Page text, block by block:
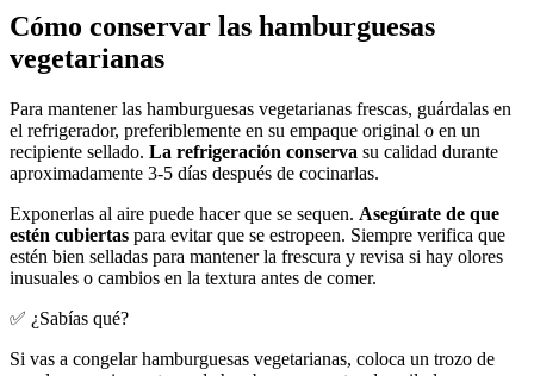
Cómo conservar las hamburguesas
vegetarianas
Para mantener las hamburguesas vegetarianas frescas, guárdalas en
el refrigerador, preferiblemente en su empaque original o en un
recipiente sellado. La refrigeración conserva su calidad durante
aproximadamente 3-5 días después de cocinarlas.
Exponerlas al aire puede hacer que se sequen. Asegúrate de que
estén cubiertas para evitar que se estropeen. Siempre verifica que
estén bien selladas para mantener la frescura y revisa si hay olores
inusuales o cambios en la textura antes de comer.
✅ ¿Sabías qué?
Si vas a congelar hamburguesas vegetarianas, coloca un trozo de